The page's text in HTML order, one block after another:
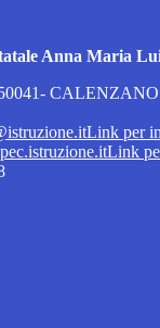
Anna Maria
Link per
Link